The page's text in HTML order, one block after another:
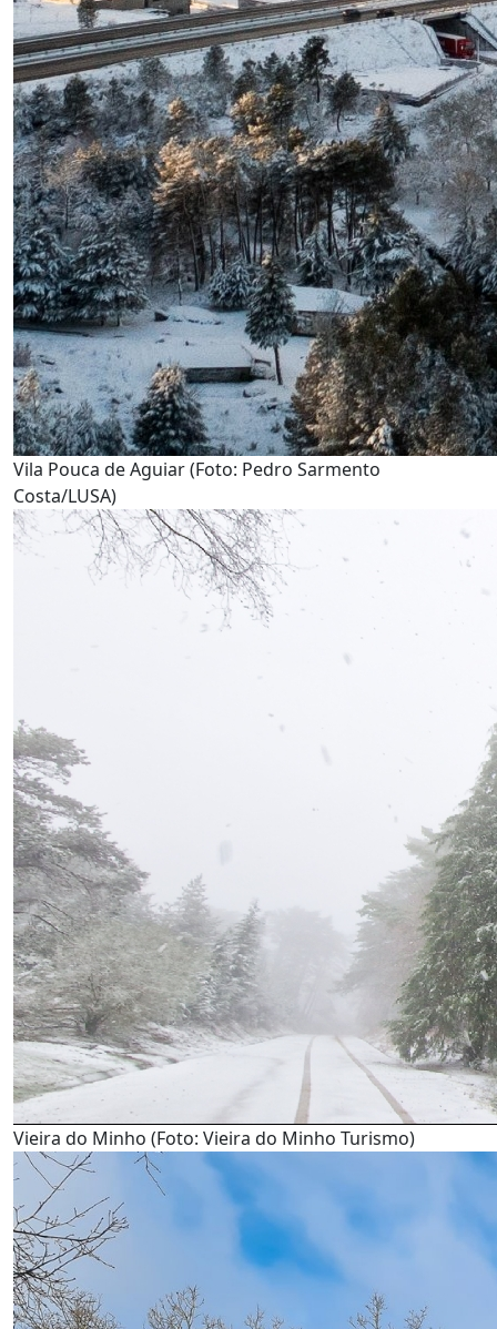
Vila Pouca de Aguiar (Foto: Pedro Sarmento
Costa/LUSA)
Vieira do Minho (Foto: Vieira do Minho Turismo)